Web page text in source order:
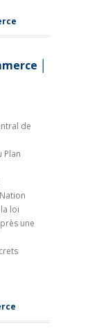
│
de
Plan
loi
une